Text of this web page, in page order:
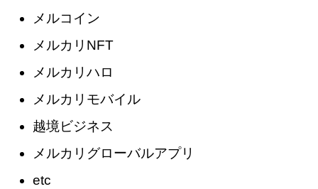
メルコイン
メルカリNFT
メルカリハロ
メルカリモバイル
越境ビジネス
メルカリグローバルアプリ
etc